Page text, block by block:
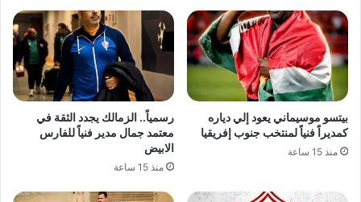
بيتسو موسيماني يعود إلي دياره
كمديراً فنياً لمنتخب جنوب إفريقيا
منذ 15 ساعة
رسمياً.. الزمالك يجدد الثقة في
معتمد جمال مدير فنياً للفارس
الابيض
منذ 15 ساعة